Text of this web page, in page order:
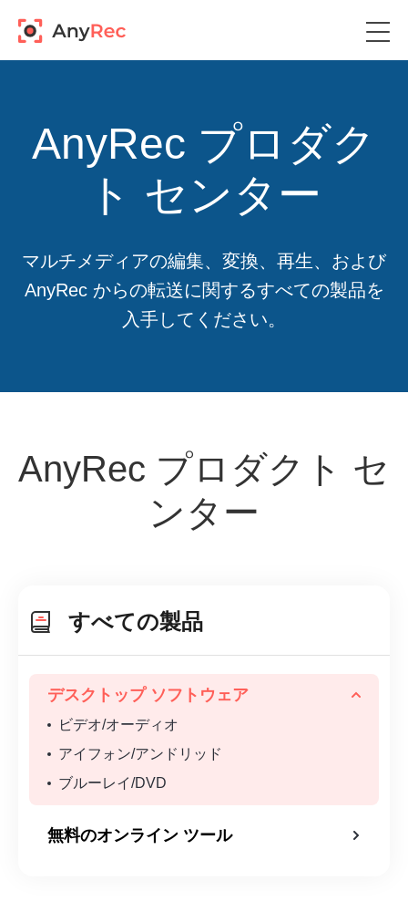
AnyRec プロダク
ト センター
マルチメディアの編集、変換、再生、および
AnyRec からの転送に関するすべての製品を
入手してください。
AnyRec プロダクト セ
ンター
すべての製品
デスクトップ ソフトウェア
ビデオ/オーディオ
アイフォン/アンドリッド
ブルーレイ/DVD
無料のオンライン ツール